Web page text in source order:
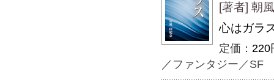
[著者] 朝
心はガラ
定価： 220
／ ファンタジー／SF